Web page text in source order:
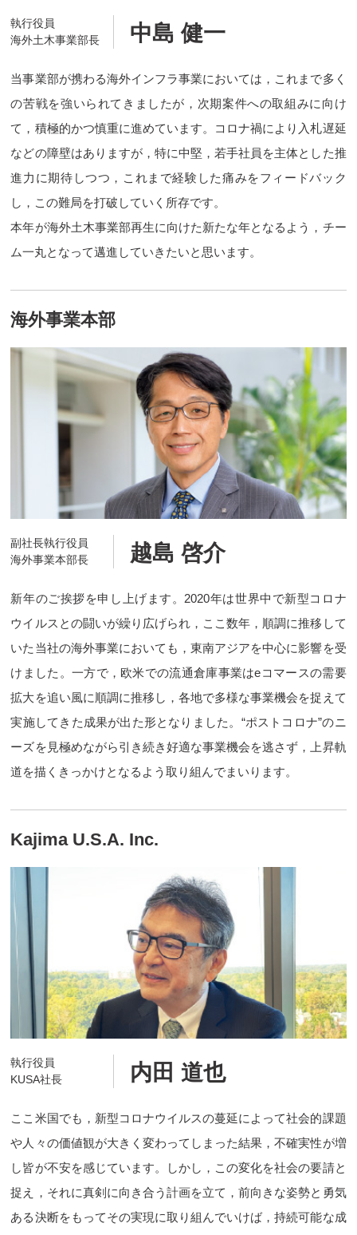
執行役員
海外土木事業部長
中島 健一
当事業部が携わる海外インフラ事業においては，これまで多く
の苦戦を強いられてきましたが，次期案件への取組みに向け
て，積極的かつ慎重に進めています。コロナ禍により入札遅延
などの障壁はありますが，特に中堅，若手社員を主体とした推
進力に期待しつつ，これまで経験した痛みをフィードバック
し，この難局を打破していく所存です。
本年が海外土木事業部再生に向けた新たな年となるよう，チー
ム一丸となって邁進していきたいと思います。
海外事業本部
副社長執行役員
海外事業本部長
越島 啓介
新年のご挨拶を申し上げます。2020年は世界中で新型コロナ
ウイルスとの闘いが繰り広げられ，ここ数年，順調に推移して
いた当社の海外事業においても，東南アジアを中心に影響を受
けました。一方で，欧米での流通倉庫事業はeコマースの需要
拡大を追い風に順調に推移し，各地で多様な事業機会を捉えて
実施してきた成果が出た形となりました。“ポストコロナ”のニ
ーズを見極めながら引き続き好適な事業機会を逃さず，上昇軌
道を描くきっかけとなるよう取り組んでまいります。
Kajima U.S.A. Inc.
執行役員
KUSA社長
内田 道也
ここ米国でも，新型コロナウイルスの蔓延によって社会的課題
や人々の価値観が大きく変わってしまった結果，不確実性が増
し皆が不安を感じています。しかし，この変化を社会の要請と
捉え，それに真剣に向き合う計画を立て，前向きな姿勢と勇気
ある決断をもってその実現に取り組んでいけば，持続可能な成